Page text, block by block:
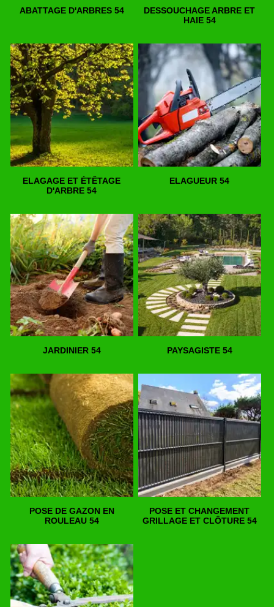
ABATTAGE D'ARBRES 54
DESSOUCHAGE ARBRE ET
HAIE 54
ELAGAGE ET ÉTÊTAGE
D'ARBRE 54
ELAGUEUR 54
JARDINIER 54 PAYSAGISTE 54
POSE DE GAZON EN
ROULEAU 54
POSE ET CHANGEMENT
GRILLAGE ET CLÔTURE 54